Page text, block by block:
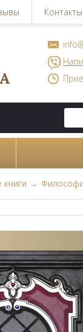
Контакты
книги →